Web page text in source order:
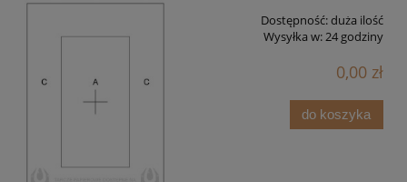
Dostępność:duża ilość
Wysyłka w:24 godziny
0,00 zł
do koszyka